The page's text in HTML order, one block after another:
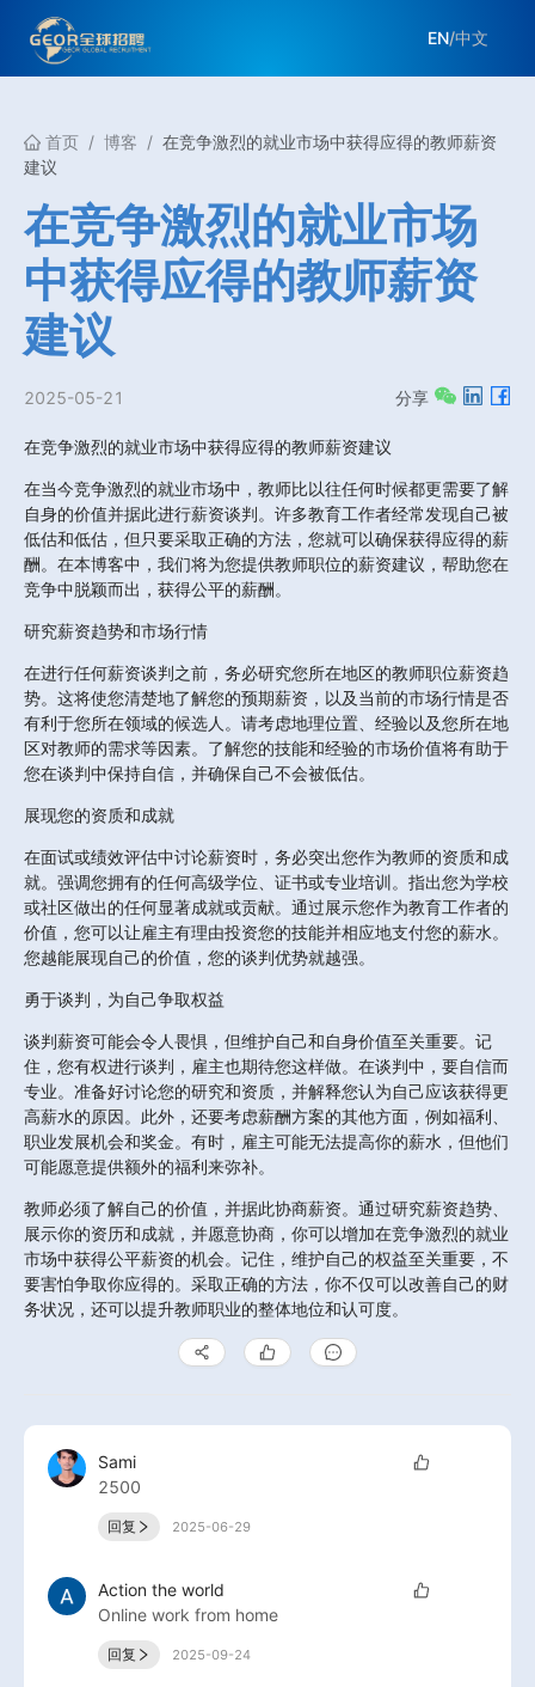
EN/中文
首页 / 博客 / 在竞争激烈的就业市场中获得应得的教师薪资
建议
在竞争激烈的就业市场
中获得应得的教师薪资
建议
2025-05-21 分享
在竞争激烈的就业市场中获得应得的教师薪资建议
在当今竞争激烈的就业市场中，教师比以往任何时候都更需要了解
自身的价值并据此进行薪资谈判。许多教育工作者经常发现自己被
低估和低估，但只要采取正确的方法，您就可以确保获得应得的薪
酬。在本博客中，我们将为您提供教师职位的薪资建议，帮助您在
竞争中脱颖而出，获得公平的薪酬。
研究薪资趋势和市场行情
在进行任何薪资谈判之前，务必研究您所在地区的教师职位薪资趋
势。这将使您清楚地了解您的预期薪资，以及当前的市场行情是否
有利于您所在领域的候选人。请考虑地理位置、经验以及您所在地
区对教师的需求等因素。了解您的技能和经验的市场价值将有助于
您在谈判中保持自信，并确保自己不会被低估。
展现您的资质和成就
在面试或绩效评估中讨论薪资时，务必突出您作为教师的资质和成
就。强调您拥有的任何高级学位、证书或专业培训。指出您为学校
或社区做出的任何显著成就或贡献。通过展示您作为教育工作者的
价值，您可以让雇主有理由投资您的技能并相应地支付您的薪水。
您越能展现自己的价值，您的谈判优势就越强。
勇于谈判，为自己争取权益
谈判薪资可能会令人畏惧，但维护自己和自身价值至关重要。记
住，您有权进行谈判，雇主也期待您这样做。在谈判中，要自信而
专业。准备好讨论您的研究和资质，并解释您认为自己应该获得更
高薪水的原因。此外，还要考虑薪酬方案的其他方面，例如福利、
职业发展机会和奖金。有时，雇主可能无法提高你的薪水，但他们
可能愿意提供额外的福利来弥补。
教师必须了解自己的价值，并据此协商薪资。通过研究薪资趋势、
展示你的资历和成就，并愿意协商，你可以增加在竞争激烈的就业
市场中获得公平薪资的机会。记住，维护自己的权益至关重要，不
要害怕争取你应得的。采取正确的方法，你不仅可以改善自己的财
务状况，还可以提升教师职业的整体地位和认可度。
Sami
2500
回复 2025-06-29
Action the world
Online work from home
回复 2025-09-24